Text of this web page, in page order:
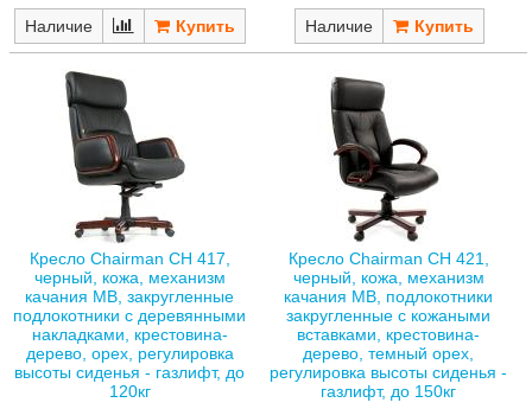
Наличие Наличие
Кресло Chairman CH 417,
черный, кожа, механизм
качания MB, закругленные
подлокотники с деревянными
накладками, крестовина-
дерево, орех, регулировка
высоты сиденья - газлифт, до
120кг
Кресло Chairman CH 421,
черный, кожа, механизм
качания MB, подлокотники
закругленные с кожаными
вставками, крестовина-
дерево, темный орех,
регулировка высоты сиденья -
газлифт, до 150кг